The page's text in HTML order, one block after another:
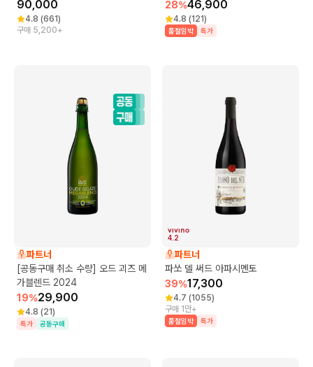
90,000
4.8 (661)
구매 5,200+
28%46,900
4.8 (121)
품절임박 특가
파트너
[공동구매 취소 수량] 오드 괴즈 메
가블렌드 2024
19%29,900
4.8 (21)
특가 공동구매
4.2
파트너
파쏘 델 써드 아파시멘토
39%17,300
4.7 (1055)
구매 1만+
품절임박 특가